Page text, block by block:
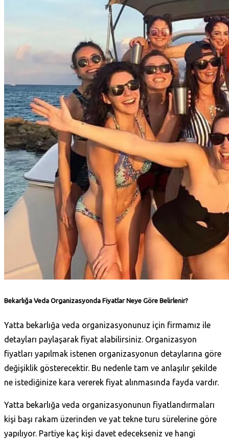
Bekarlığa Veda Organizasyonda Fiyatlar Neye Göre Belirlenir?
Yatta bekarlığa veda organizasyonunuz için firmamız ile
detayları paylaşarak fiyat alabilirsiniz. Organizasyon
fiyatları yapılmak istenen organizasyonun detaylarına göre
değişiklik gösterecektir. Bu nedenle tam ve anlaşılır şekilde
ne istediğinize kara vererek fiyat alınmasında fayda vardır.
Yatta bekarlığa veda organizasyonunun fiyatlandırmaları
kişi başı rakam üzerinden ve yat tekne turu sürelerine göre
yapılıyor. Partiye kaç kişi davet edecekseniz ve hangi